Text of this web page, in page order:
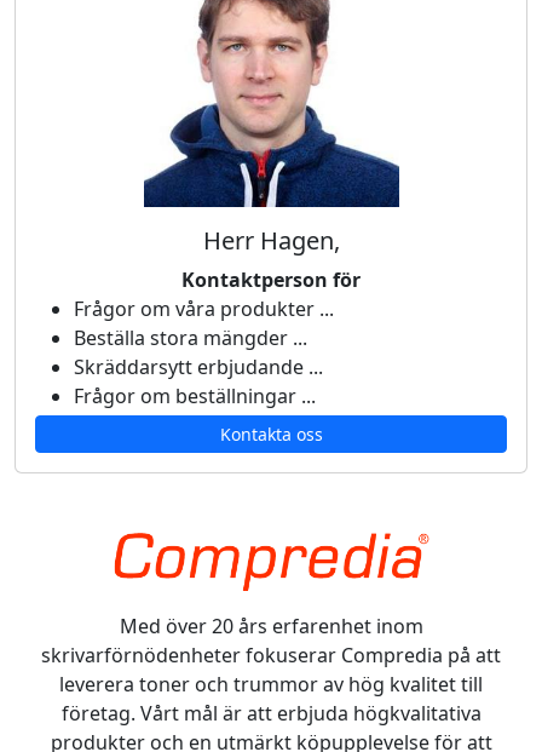
Herr Hagen,
Kontaktperson för
Frågor om våra produkter ...
Beställa stora mängder ...
Skräddarsytt erbjudande ...
Frågor om beställningar ...
Kontakta oss
Med över 20 års erfarenhet inom
skrivarförnödenheter fokuserar Compredia på att
leverera toner och trummor av hög kvalitet till
företag. Vårt mål är att erbjuda högkvalitativa
produkter och en utmärkt köpupplevelse för att